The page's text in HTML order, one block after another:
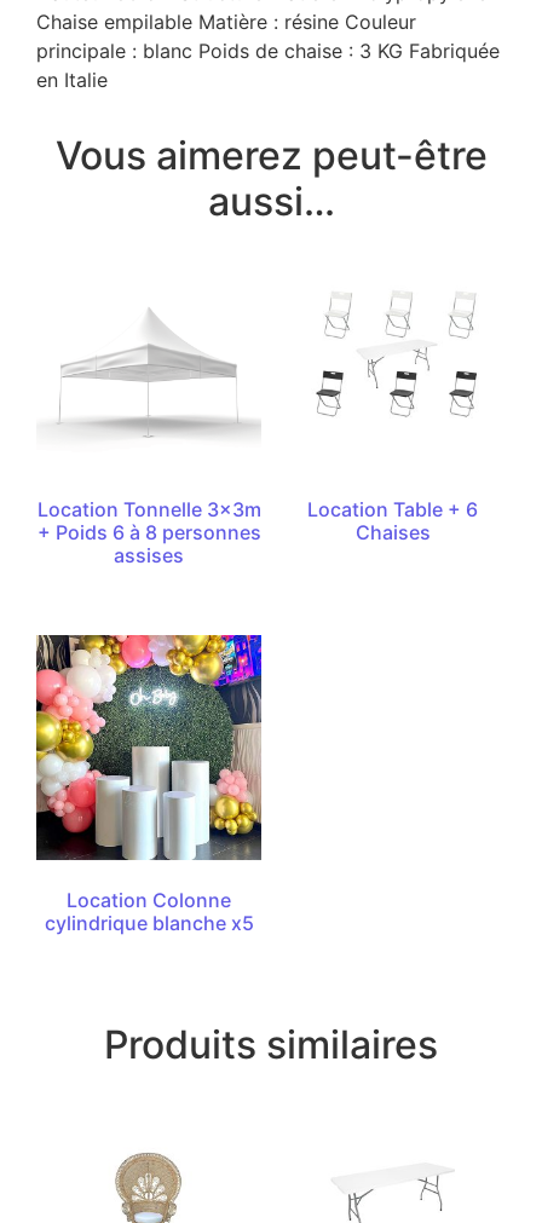
Chaise empilable Matière : résine Couleur
principale : blanc Poids de chaise : 3 KG Fabriquée
en Italie
Vous aimerez peut-être
aussi…
Location Tonnelle 3x3m
+ Poids 6 à 8 personnes
assises
Location Table + 6
Chaises
Location Colonne
cylindrique blanche x5
Produits similaires